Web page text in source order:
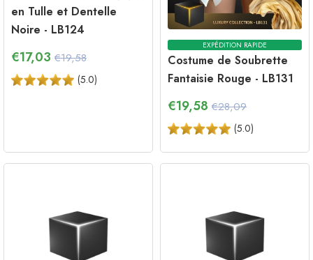
en Tulle et Dentelle
Noire - LB124
€17,03 €19,58
(5.0)
EXPÉDITION RAPIDE
Costume de Soubrette
Fantaisie Rouge - LB131
€19,58 €28,09
(5.0)